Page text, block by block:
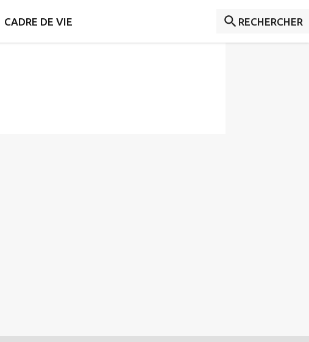
CADRE DE VIE RECHERCHER